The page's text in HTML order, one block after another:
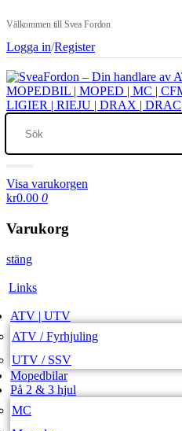
Välkommen till Svea Fordon
Logga in/Register
Visa varukorgen
kr0.00 0
Varukorg
stäng
Links
ATV | UTV
ATV / Fyrhjuling
UTV / SSV
Mopedbilar
På 2 & 3 hjul
MC